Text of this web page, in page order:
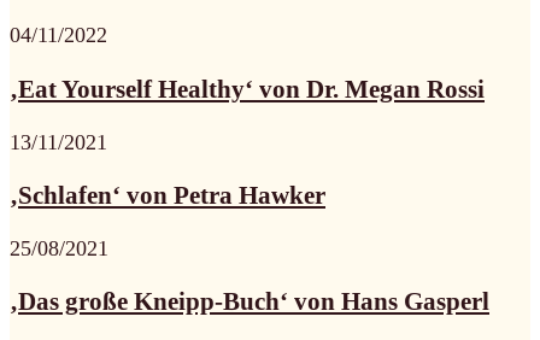
04/11/2022
‚Eat Yourself Healthy‘ von Dr. Megan Rossi
13/11/2021
‚Schlafen‘ von Petra Hawker
25/08/2021
‚Das große Kneipp-Buch‘ von Hans Gasperl